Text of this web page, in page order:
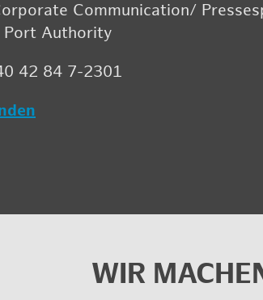
Com­mu­ni­ca­ti­on/
Port Aut­ho­ri­ty
42 84 7-2301
WIR